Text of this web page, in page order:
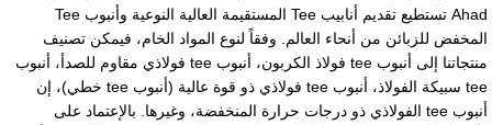
Ahad تستطيع تقديم أنابيب Tee المستقيمة العالية النوعية وأنبوب Tee
المخفض للزبائن من أنحاء العالم. وفقاً لنوع المواد الخام، فيمكن تصنيف
منتجاتنا إلى أنبوب tee فولاذ الكربون، أنبوب tee فولاذي مقاوم للصدأ، أنبوب
tee سبيكة الفولاذ، أنبوب tee فولاذي ذو قوة عالية (أنبوب tee خطي)، إن
أنبوب tee الفولاذي ذو درجات حرارة المنخفضة، وغيرها. بالإعتماد على